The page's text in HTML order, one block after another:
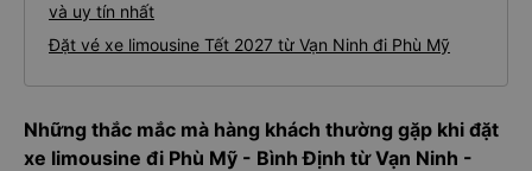
và uy tín nhất
Đặt vé xe limousine Tết 2027 từ Vạn Ninh đi Phù Mỹ
Những thắc mắc mà hàng khách thường gặp khi đặt
xe limousine đi Phù Mỹ - Bình Định từ Vạn Ninh -